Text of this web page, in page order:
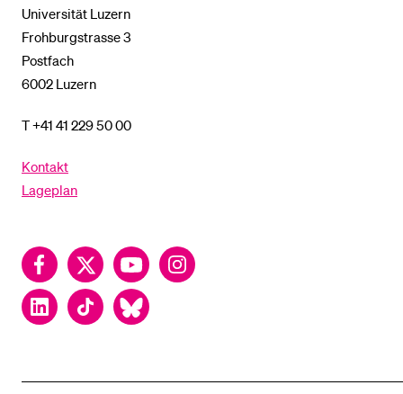
Universität Luzern
Frohburgstrasse 3
Postfach
6002 Luzern
T +41 41 229 50 00
Kontakt
Lageplan
FacebookTwitter YouTubeInstagram
LinkedInTikTok Bluesky